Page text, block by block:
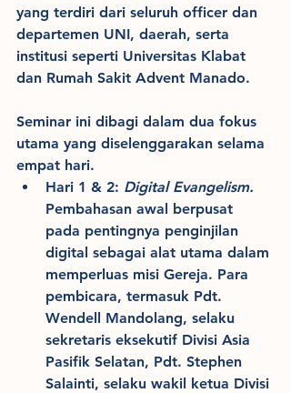
yang terdiri dari seluruh officer dan
departemen UNI, daerah, serta
institusi seperti Universitas Klabat
dan Rumah Sakit Advent Manado.
Seminar ini dibagi dalam dua fokus
utama yang diselenggarakan selama
empat hari.
Hari 1 & 2: Digital Evangelism.
Pembahasan awal berpusat
pada pentingnya penginjilan
digital sebagai alat utama dalam
memperluas misi Gereja. Para
pembicara, termasuk Pdt.
Wendell Mandolang, selaku
sekretaris eksekutif Divisi Asia
Pasifik Selatan, Pdt. Stephen
Salainti, selaku wakil ketua Divisi